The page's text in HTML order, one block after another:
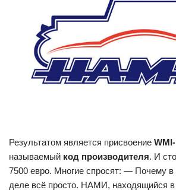
Результатом является присвоение
называемый код производителя. И
7500 евро. Многие спросят: — Почему в
деле всё просто. НАМИ, находящийся